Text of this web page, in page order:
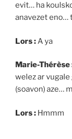
evit… ha
anavezet eno…
Lors : A ya
Marie-Thérèse
welez ar vugale
(soavon) aze…
Lors : Hmmm